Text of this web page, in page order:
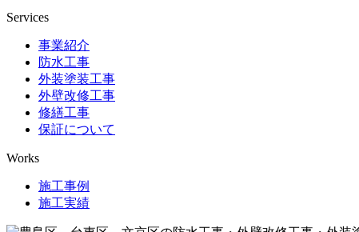
Services
事業紹介
防水工事
外装塗装工事
外壁改修工事
修繕工事
保証について
Works
施工事例
施工実績